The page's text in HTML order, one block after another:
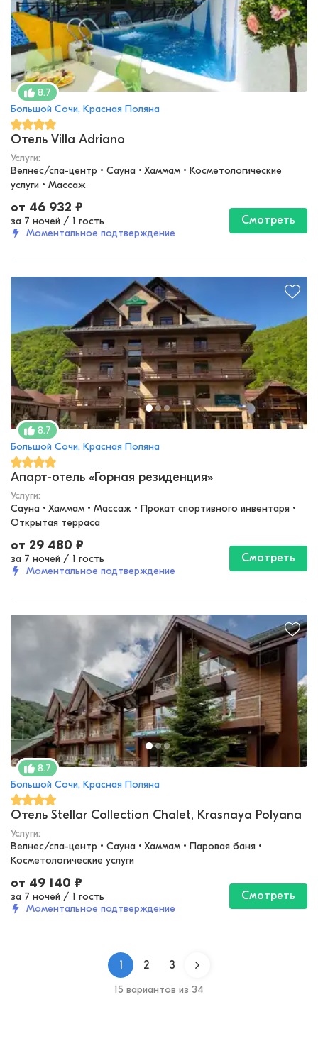
8.7
Большой Сочи, Красная Поляна
Отель Villa Adriano
Услуги:
Велнес/спа-центр • Сауна • Хаммам • Косметологические
услуги • Массаж
от 46 932 ₽
за 7 ночей / 1 гость
Моментальное подтверждение
Смотреть
8.7
Большой Сочи, Красная Поляна
Апарт-отель «Горная резиденция»
Услуги:
Сауна • Хаммам • Массаж • Прокат спортивного инвентаря •
Открытая терраса
от 29 480 ₽
за 7 ночей / 1 гость
Моментальное подтверждение
Смотреть
8.7
Большой Сочи, Красная Поляна
Отель Stellar Collection Chalet, Krasnaya Polyana
Услуги:
Велнес/спа-центр • Сауна • Хаммам • Паровая баня •
Косметологические услуги
от 49 140 ₽
за 7 ночей / 1 гость
Моментальное подтверждение
Смотреть
1 2 3
15 вариантов из 34